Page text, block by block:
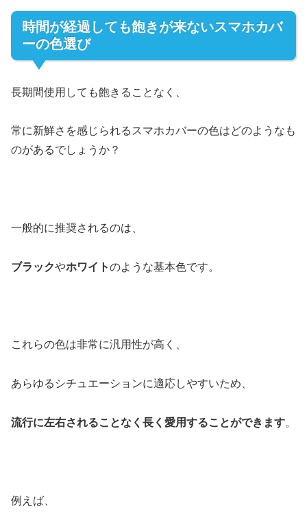
時間が経過しても飽きが来ないスマホカバ
ーの色選び
長期間使用しても飽きることなく、
常に新鮮さを感じられるスマホカバーの色はどのようなも
のがあるでしょうか？
一般的に推奨されるのは、
ブラックやホワイトのような基本色です。
これらの色は非常に汎用性が高く、
あらゆるシチュエーションに適応しやすいため、
流行に左右されることなく長く愛用することができます。
例えば、